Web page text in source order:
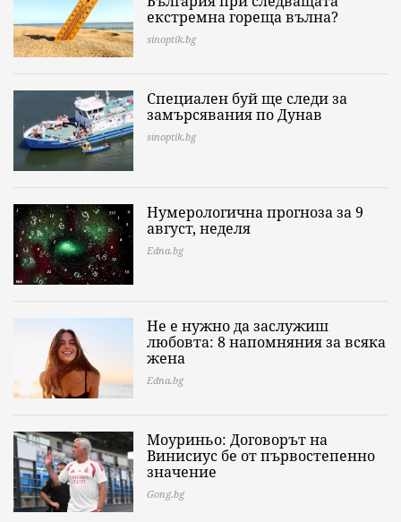
екстремна гореща вълна?
sinoptik.bg
Специален буй ще следи за
замърсявания по Дунав
sinoptik.bg
Нумерологична прогноза за 9
август, неделя
Edna.bg
Не е нужно да заслужиш
любовта: 8 напомняния за всяка
жена
Edna.bg
Моуриньо: Договорът на
Винисиус бе от първостепенно
значение
Gong.bg